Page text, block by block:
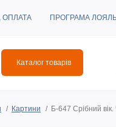
ОПЛАТА ПРОГРАМА
Каталог товарів
Картини Б-647 Срібний